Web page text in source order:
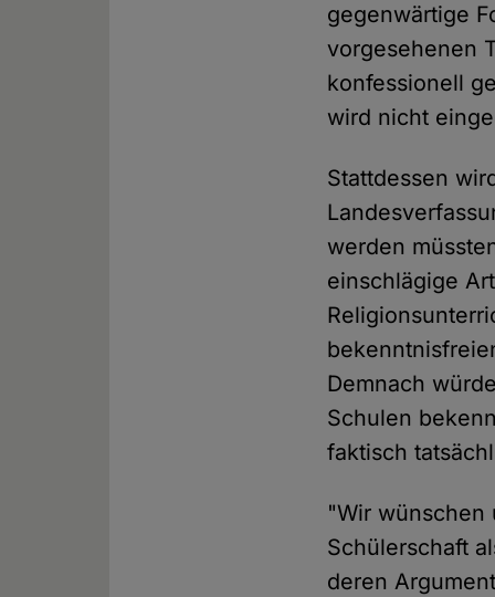
gegenwärtige
vorgesehenen
konfessionell
wird nicht
Stattdessen
werden
einschlägige
Demnach
Schulen
faktisch
"Wir wünschen
Schülerschaft
deren